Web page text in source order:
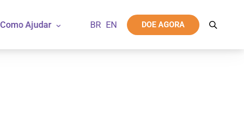
Como Ajudar DOE AGORA